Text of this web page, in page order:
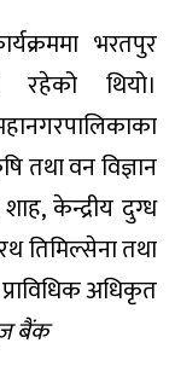
भरतपुर
रहेको थियो।
तथा वन विज्ञान
केन्द्रीय दुग्ध
तिमिल्सेना तथा
प्राविधिक अधिकृत
बैंक